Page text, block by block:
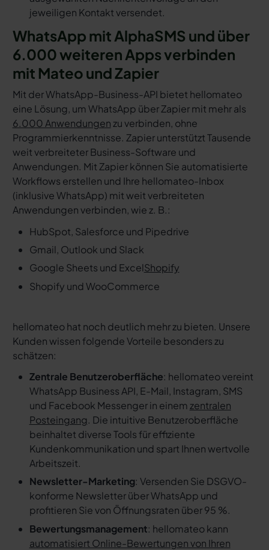
jeweiligen Kontakt versendet.
WhatsApp mit AlphaSMS und über
6.000 weiteren Apps verbinden
mit Mateo und Zapier
Mit der WhatsApp-Business-API bietet hellomateo
eine Lösung, um WhatsApp über Zapier mit mehr als
6.000 Anwendungenzu verbinden, ohne
Programmierkenntnisse. Zapier unterstützt Tausende
weit verbreiteter Business-Software und
Anwendungen. Mit Zapier können Sie automatisierte
Workflows erstellen und Ihre hellomateo-Inbox
(inklusive WhatsApp) mit weit verbreiteten
Anwendungen verbinden, wie z. B.:
HubSpot, Salesforce und Pipedrive
Gmail, Outlook und Slack
Google Sheets und ExcelShopify
Shopify und WooCommerce
hellomateo hat noch deutlich mehr zu bieten. Unsere
Kunden wissen folgende Vorteile besonders zu
schätzen:
Zentrale Benutzeroberfläche: hellomateo vereint
WhatsApp Business API, E-Mail, Instagram, SMS
und Facebook Messenger in einem zentralen
Posteingang. Die intuitive Benutzeroberfläche
beinhaltet diverse Tools für effiziente
Kundenkommunikation und spart Ihnen wertvolle
Arbeitszeit.
Newsletter-Marketing: Versenden Sie DSGVO-
konforme Newsletter über WhatsApp und
profitieren Sie von Öffnungsraten über 95 %.
Bewertungsmanagement: hellomateo kann
automatisiert Online-Bewertungen von Ihren